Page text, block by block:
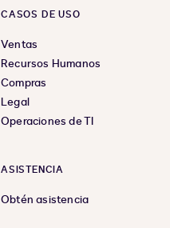
CASOS DE USO
Ventas
Recursos Humanos
Compras
Legal
Operaciones de TI
ASISTENCIA
Obtén asistencia